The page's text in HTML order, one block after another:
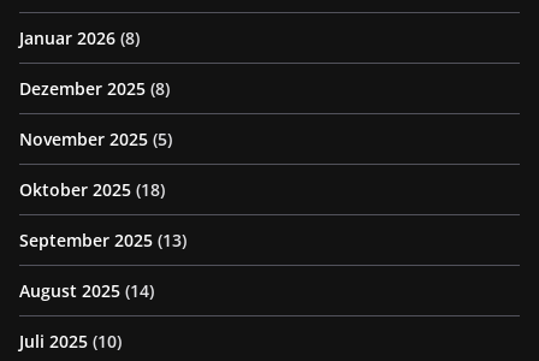
Januar 2026 (8)
Dezember 2025 (8)
November 2025 (5)
Oktober 2025 (18)
September 2025 (13)
August 2025 (14)
Juli 2025 (10)